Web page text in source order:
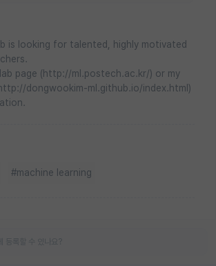
is looking for talented, highly motivated
page (http://ml.postech.ac.kr/) or my
dongwookim-ml.github.io/index.html)
#machine learning
등록할 수 있나요?